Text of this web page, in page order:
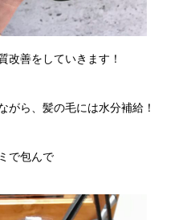
改善をしていきます！
がら、髪の毛には水分補給！
で包んで